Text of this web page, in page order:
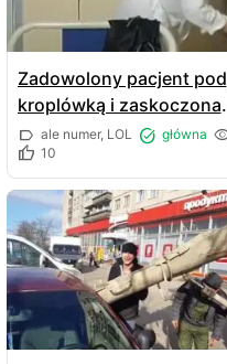
Zadowolony pacjent pod
kroplówką i zaskoczona
pielęgniarka!
ale numer, LOL główna
10